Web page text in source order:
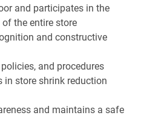
and participates in the
the entire store
and constructive
and procedures
store shrink reduction
and maintains a safe